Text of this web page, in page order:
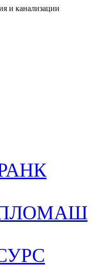
и канализации